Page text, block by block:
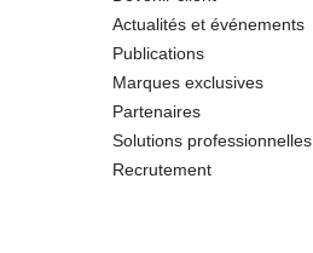
SelActualités et événements
Publications
Marques exclusives
Partenaires
Solutions professionnelles
Recrutement